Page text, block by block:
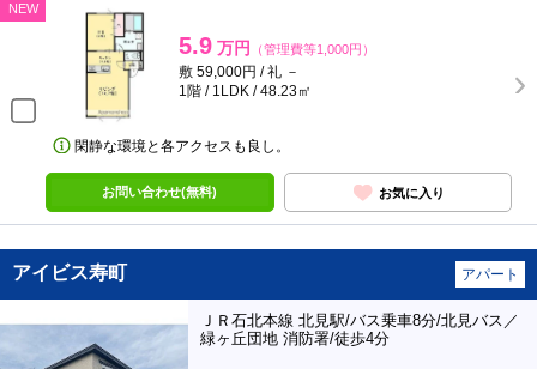
NEW
5.9 万円 （管理費等1,000円）
敷 59,000円 / 礼 －
1階 / 1LDK / 48.23㎡
閑静な環境と各アクセスも良し。
お問い合わせ(無料) お気に入り
アイビス寿町 アパート
ＪＲ石北本線 北見駅/バス乗車8分/北見バス／
緑ヶ丘団地 消防署/徒歩4分